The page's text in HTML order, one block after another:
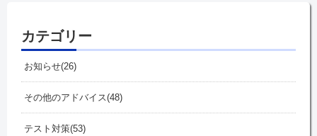
カテゴリー
お知らせ 26
その他のアドバイス 48
テスト対策 53